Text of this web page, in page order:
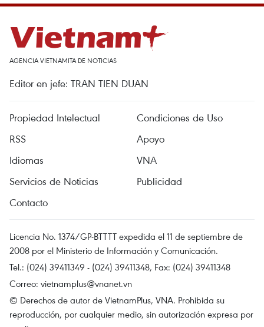
AGENCIA VIETNAMITA DE NOTICIAS
Editor en jefe: TRAN TIEN DUAN
Propiedad Intelectual
Condiciones de Uso
RSS
Apoyo
Idiomas
VNA
Servicios de Noticias
Publicidad
Contacto
Licencia No. 1374/GP-BTTTT expedida el 11 de septiembre de
2008 por el Ministerio de Información y Comunicación.
Tel.: (024) 39411349 - (024) 39411348, Fax: (024) 39411348
Correo: vietnamplus@vnanet.vn
© Derechos de autor de VietnamPlus, VNA. Prohibida su
reproducción, por cualquier medio, sin autorización expresa por